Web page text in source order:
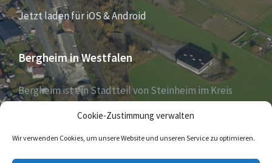
Cookie-Zustimmung verwalten
Wir verwenden Cookies, um unsere Website und unseren Service zu optimieren.
Jetzt laden für iOS & Android
Bergheim in Westfalen
Bergheim ist ein Stadtteil von Steinheim im Kreis
Höxter, Nordrhein-Westfalen, und zählt aktuell 1030
Einwohner – Stand 31. Dezember 2018.